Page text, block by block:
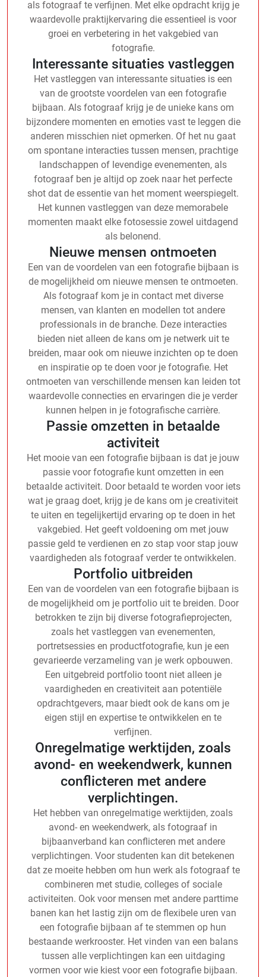
als fotograaf te verfijnen. Met elke opdracht krijg je
waardevolle praktijkervaring die essentieel is voor
groei en verbetering in het vakgebied van
fotografie.
Interessante situaties vastleggen
Het vastleggen van interessante situaties is een
van de grootste voordelen van een fotografie
bijbaan. Als fotograaf krijg je de unieke kans om
bijzondere momenten en emoties vast te leggen die
anderen misschien niet opmerken. Of het nu gaat
om spontane interacties tussen mensen, prachtige
landschappen of levendige evenementen, als
fotograaf ben je altijd op zoek naar het perfecte
shot dat de essentie van het moment weerspiegelt.
Het kunnen vastleggen van deze memorabele
momenten maakt elke fotosessie zowel uitdagend
als belonend.
Nieuwe mensen ontmoeten
Een van de voordelen van een fotografie bijbaan is
de mogelijkheid om nieuwe mensen te ontmoeten.
Als fotograaf kom je in contact met diverse
mensen, van klanten en modellen tot andere
professionals in de branche. Deze interacties
bieden niet alleen de kans om je netwerk uit te
breiden, maar ook om nieuwe inzichten op te doen
en inspiratie op te doen voor je fotografie. Het
ontmoeten van verschillende mensen kan leiden tot
waardevolle connecties en ervaringen die je verder
kunnen helpen in je fotografische carrière.
Passie omzetten in betaalde
activiteit
Het mooie van een fotografie bijbaan is dat je jouw
passie voor fotografie kunt omzetten in een
betaalde activiteit. Door betaald te worden voor iets
wat je graag doet, krijg je de kans om je creativiteit
te uiten en tegelijkertijd ervaring op te doen in het
vakgebied. Het geeft voldoening om met jouw
passie geld te verdienen en zo stap voor stap jouw
vaardigheden als fotograaf verder te ontwikkelen.
Portfolio uitbreiden
Een van de voordelen van een fotografie bijbaan is
de mogelijkheid om je portfolio uit te breiden. Door
betrokken te zijn bij diverse fotografieprojecten,
zoals het vastleggen van evenementen,
portretsessies en productfotografie, kun je een
gevarieerde verzameling van je werk opbouwen.
Een uitgebreid portfolio toont niet alleen je
vaardigheden en creativiteit aan potentiële
opdrachtgevers, maar biedt ook de kans om je
eigen stijl en expertise te ontwikkelen en te
verfijnen.
Onregelmatige werktijden, zoals
avond- en weekendwerk, kunnen
conflicteren met andere
verplichtingen.
Het hebben van onregelmatige werktijden, zoals
avond- en weekendwerk, als fotograaf in
bijbaanverband kan conflicteren met andere
verplichtingen. Voor studenten kan dit betekenen
dat ze moeite hebben om hun werk als fotograaf te
combineren met studie, colleges of sociale
activiteiten. Ook voor mensen met andere parttime
banen kan het lastig zijn om de flexibele uren van
een fotografie bijbaan af te stemmen op hun
bestaande werkrooster. Het vinden van een balans
tussen alle verplichtingen kan een uitdaging
vormen voor wie kiest voor een fotografie bijbaan.